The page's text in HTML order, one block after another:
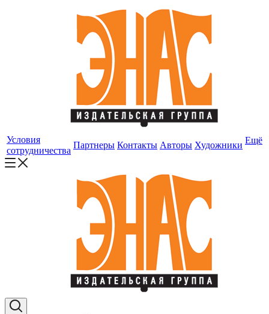
Условия
сотрудничества
Партнеры Контакты Авторы Художники Ещё